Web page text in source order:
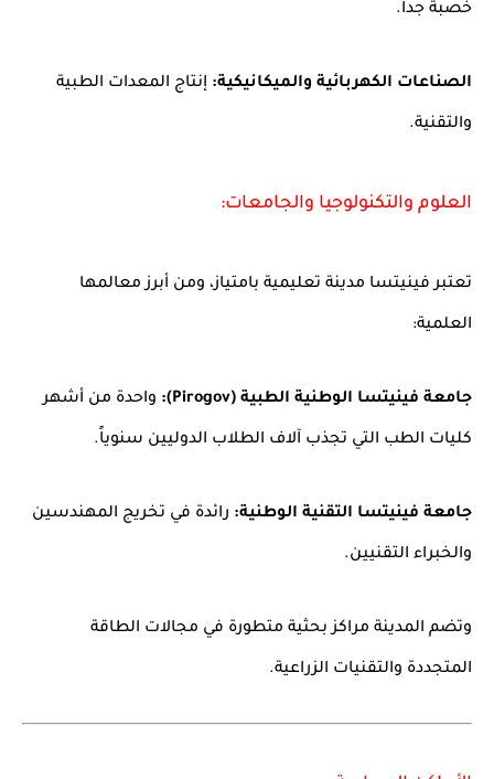
خصبة جداً.
الصناعات الكهربائية والميكانيكية: إنتاج المعدات الطبية
والتقنية.
العلوم والتكنولوجيا والجامعات:
تعتبر فينيتسا مدينة تعليمية بامتياز، ومن أبرز معالمها
العلمية:
جامعة فينيتسا الوطنية الطبية (Pirogov): واحدة من أشهر
كليات الطب التي تجذب آلاف الطلاب الدوليين سنوياً.
جامعة فينيتسا التقنية الوطنية: رائدة في تخريج المهندسين
والخبراء التقنيين.
وتضم المدينة مراكز بحثية متطورة في مجالات الطاقة
المتجددة والتقنيات الزراعية.